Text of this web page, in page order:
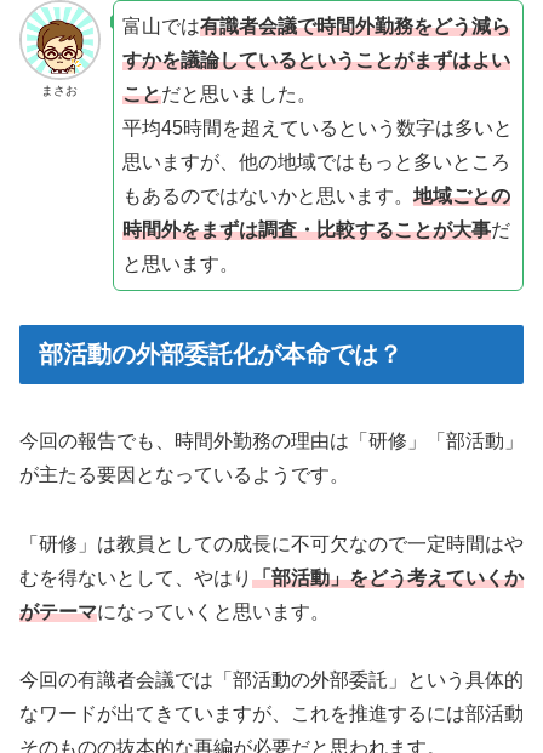
まさお
富山では有識者会議で時間外勤務をどう減ら
すかを議論しているということがまずはよい
ことだと思いました。
平均45時間を超えているという数字は多いと
思いますが、他の地域ではもっと多いところ
もあるのではないかと思います。 地域ごとの
時間外をまずは調査・比較することが大事だ
と思います。
部活動の外部委託化が本命では？
今回の報告でも、時間外勤務の理由は「研修」「部活動」
が主たる要因となっているようです。
「研修」は教員としての成長に不可欠なので一定時間はや
むを得ないとして、やはり 「部活動」をどう考えていくか
がテーマになっていくと思います。
今回の有識者会議では「部活動の外部委託」という具体的
なワードが出てきていますが、これを推進するには部活動
そのものの抜本的な再編が必要だと思われます。